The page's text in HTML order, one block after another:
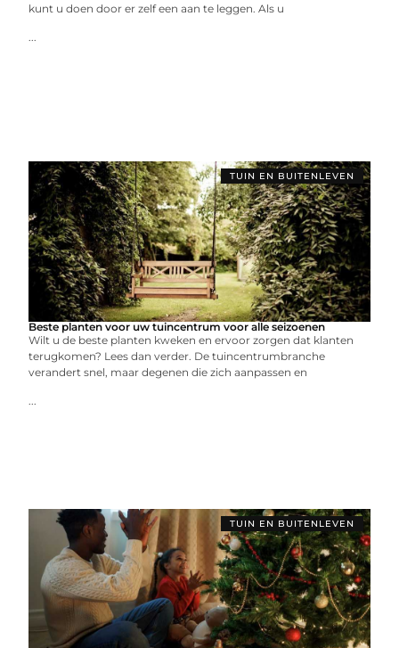
kunt u doen door er zelf een aan te leggen. Als u
...
TUIN EN BUITENLEVEN
Beste planten voor uw tuincentrum voor alle seizoenen
Wilt u de beste planten kweken en ervoor zorgen dat klanten
terugkomen? Lees dan verder. De tuincentrumbranche
verandert snel, maar degenen die zich aanpassen en
...
TUIN EN BUITENLEVEN